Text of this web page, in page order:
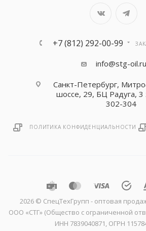
+7 (812) 292-00-99
info@stg-oil.ru
Санкт-Петербург,
шоссе, 29, БЦ Радуга, 3
302-304
ПОЛИТИКА КОНФИДЕНЦИАЛЬНОСТИ
2026 © CпецТехГрупп - оптовая
ООО «СТГ» (Общество с ограниченной
ИНН 7839040871, ОГРН